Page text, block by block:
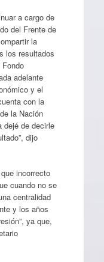
a cargo de
del Frente de
la
los resultados
adelante
y el
con la
la Nación
dejé de decirle
dijo
incorrecto
cuando no se
centralidad
y los años
ya que,